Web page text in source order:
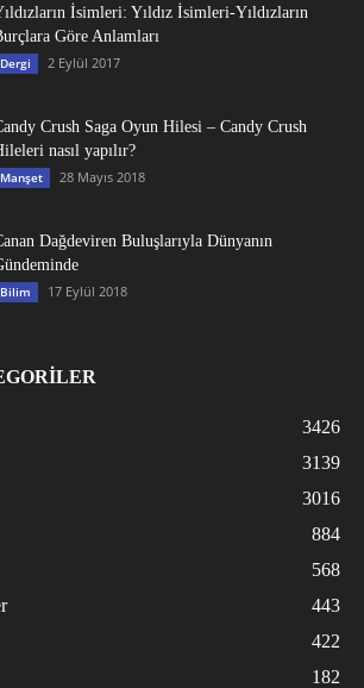
İsimleri: Yıldız İsimleri-Yıldızların
Göre Anlamları
Dergi 2 Eylül 2017
Crush Saga Oyun Hilesi – Candy Crush
nasıl yapılır?
Manşet 28 Mayıs 2018
Dağdeviren Buluşlarıyla Dünyanın
Bilim 17 Eylül 2018
3426
3139
3016
884
568
443
422
182